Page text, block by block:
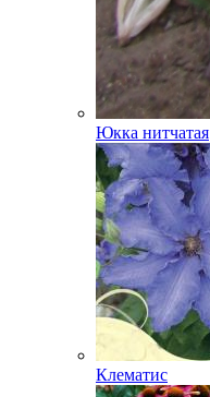
Юкка нитчатая
Клематис